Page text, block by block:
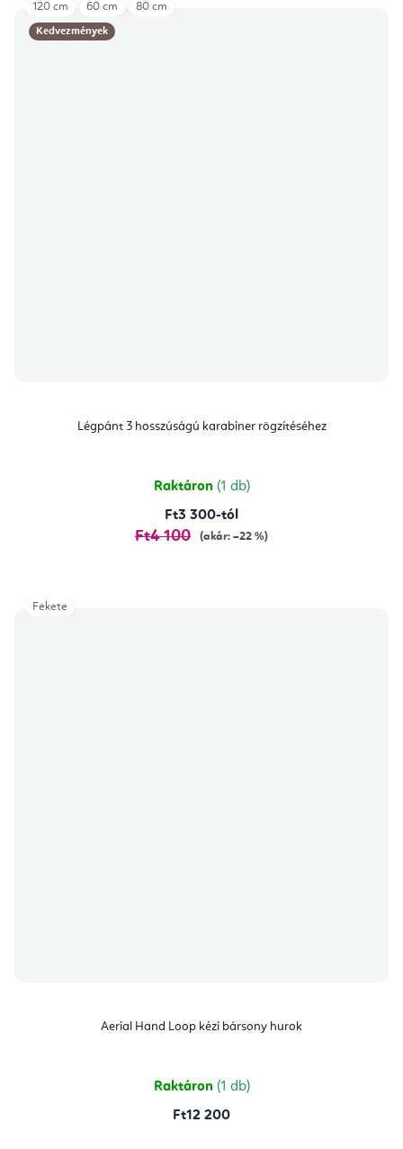
Kedvezmények
Légpánt 3 hosszúságú karabiner rögzítéséhez
Raktáron (1 db)
Ft3 300-tól
Ft4 100 (akár: –22 %)
120 cm 60 cm 80 cm
Aerial Hand Loop kézi bársony hurok
Raktáron (1 db)
Ft12 200
Fekete